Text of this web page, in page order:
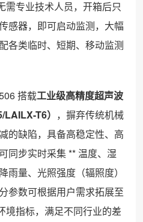
需专业技术人员，开箱后只
感器，即可启动监测，大幅
各类临时、短期、移动监测
搭载工业级高精度超声波
T6） ，摒弃传统机械
的缺陷，具备高稳定性、高
同步实时采集 ** 温度、湿
雨量、光照强度（辐照度）
参数可根据用户需求拓展至
境指标，满足不同行业的差